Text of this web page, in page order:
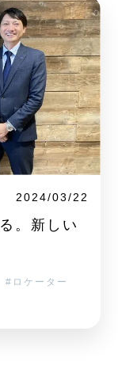
2024/03/22
。新しい
ロケーター